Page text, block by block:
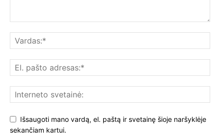
Išsaugoti mano vardą, el. paštą ir svetainę šioje naršyklėje
sekančiam kartui.